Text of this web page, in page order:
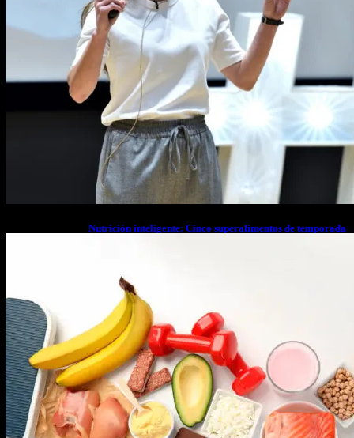
Nutrición inteligente: Cinco superalimentos de temporada